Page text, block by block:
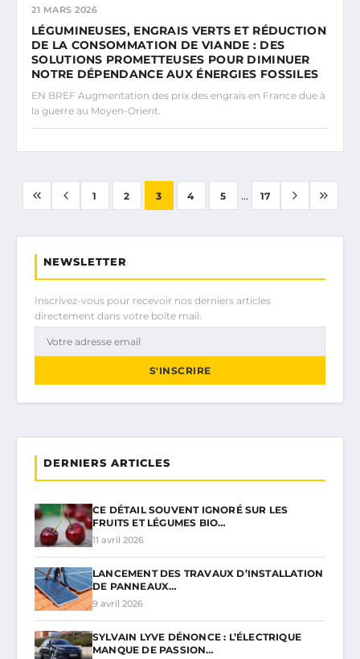
21 MARS 2026
LÉGUMINEUSES, ENGRAIS VERTS ET RÉDUCTION
DE LA CONSOMMATION DE VIANDE : DES
SOLUTIONS PROMETTEUSES POUR DIMINUER
NOTRE DÉPENDANCE AUX ÉNERGIES FOSSILES
EN BREF Augmentation des prix des engrais en France due à
la guerre au Moyen-Orient.
1 2 3 4 5 ... 17
NEWSLETTER
Inscrivez-vous pour recevoir nos derniers articles
directement dans votre boîte mail.
S'INSCRIRE
DERNIERS ARTICLES
CE DÉTAIL SOUVENT IGNORÉ SUR LES
FRUITS ET LÉGUMES BIO…
11 avril 2026
LANCEMENT DES TRAVAUX D’INSTALLATION
DE PANNEAUX…
9 avril 2026
SYLVAIN LYVE DÉNONCE : L’ÉLECTRIQUE
MANQUE DE PASSION…